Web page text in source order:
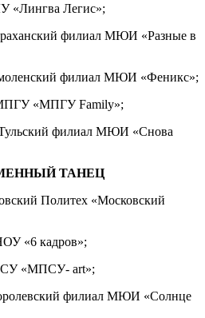
«Лингва Легис»;
филиал МЮИ «Разные в
филиал МЮИ «Феникс»;
«МПГУ Family»;
филиал МЮИ «Снова
ТАНЕЦ
Политех «Московский
«6 кадров»;
«МПСУ- art»;
филиал МЮИ «Солнце